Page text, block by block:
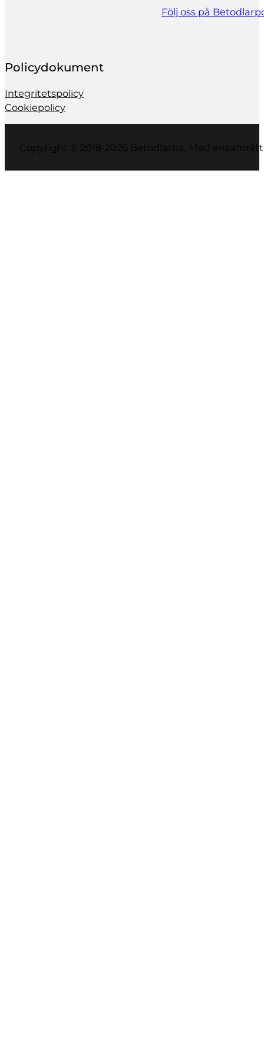
Följ oss på
Policydokument
Integritetspolicy
Cookiepolicy
Copyright © 2018-2026 Betodlarna. Med